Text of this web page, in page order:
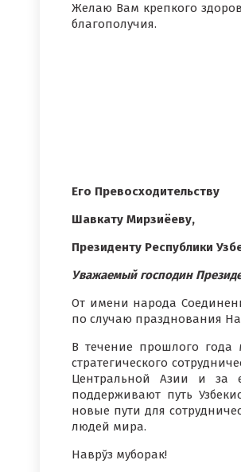
Желаю Вам крепкого
благополучия.
Его Превосходительству
Шавкату Мирзиёеву,
Президенту Республики
Уважаемый господин
От имени народа
по случаю празднования
В течение прошлого
стратегического
Центральной Азии и за
поддерживают путь
новые пути для
людей мира.
Наврўз муборак!